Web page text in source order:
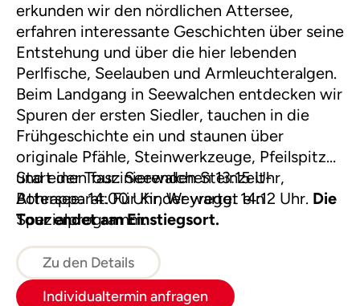
erkunden wir den nördlichen Attersee,
erfahren interessante Geschichten über seine
Entstehung und über die hier lebenden
Perlfische, Seelauben und Armleuchteralgen.
Beim Landgang in Seewalchen entdecken wir
Spuren der ersten Siedler, tauchen in die
Frühgeschichte ein und staunen über
originale Pfähle, Steinwerkzeuge, Pfeilspitzen
und einen faszinierenden Steinzeit-
Bohrapparat. Für Kinder wartet ein
Spezialprogramm.
Start der Tour: Seewalchen 13:15 Uhr,
Attersee: 14:00 Uhr, Weyregg: 14:12 Uhr. Die
Tour endet am Einstiegsort.
Zu den Details
Individualtermin anfragen